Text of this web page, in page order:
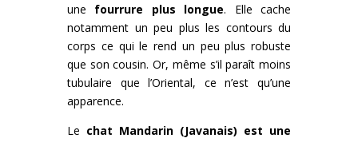
une fourrure plus longue. Elle cache
notamment un peu plus les contours du
corps ce qui le rend un peu plus robuste
que son cousin. Or, même s’il paraît moins
tubulaire que l’Oriental, ce n’est qu’une
apparence.
Le chat Mandarin (Javanais) est une